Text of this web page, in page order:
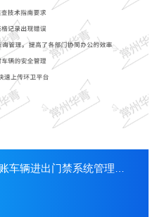
辆进出门禁系统管理系统